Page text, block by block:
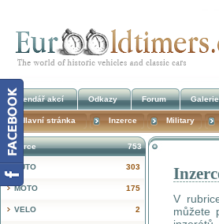
V
můžete
753
Inzerce
303
AUTO
175
MOTO
2
VELO
Kalendář akcí Odkazy Forum Galerie
Hlavní stránka Inzerce Military